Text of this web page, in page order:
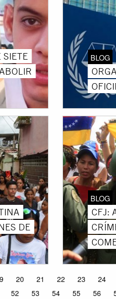
BLOG
DE
BLOG
CFJ:
20 21 22 23 24
52 53 54 55 56